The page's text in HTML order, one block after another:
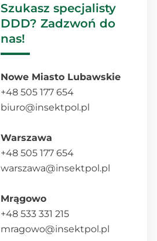
Szukasz specjalisty
DDD? Zadzwoń do
nas!
Nowe Miasto Lubawskie
+48 505 177 654
biuro@insektpol.pl
Warszawa
+48 505 177 654
warszawa@insektpol.pl
Mrągowo
+48 533 331 215
mragowo@insektpol.pl